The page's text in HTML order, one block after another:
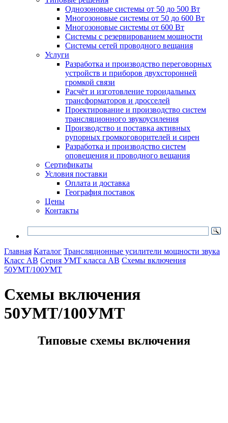
Однозоновые системы от 50 до 500 Вт
Многозоновые системы от 50 до 600 Вт
Многозоновые системы от 600 Вт
Системы с резервированием мощности
Системы сетей проводного вещания
Услуги
Разработка и производство переговорных
устройств и приборов двухсторонней
громкой связи
Расчёт и изготовление тороидальных
трансформаторов и дросселей
Проектирование и производство систем
трансляционного звукоусиления
Производство и поставка активных
рупорных громкоговорителей и сирен
Разработка и производство систем
оповещения и проводного вещания
Сертификаты
Условия поставки
Оплата и доставка
География поставок
Цены
Контакты
Главная Каталог Трансляционные усилители мощности звука
Класс AB Серия УМТ класса АВ Схемы включения
50УМТ/100УМТ
Схемы включения
50УМТ/100УМТ
Типовые схемы включения